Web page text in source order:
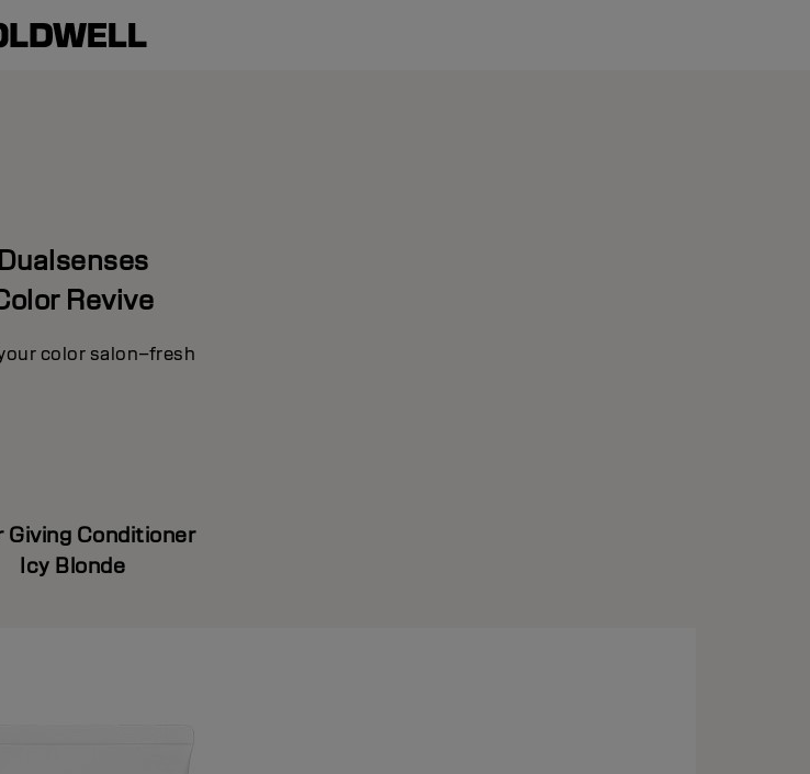
Dualsenses
Revive
color salon–fresh
Giving Conditioner
Icy Blonde